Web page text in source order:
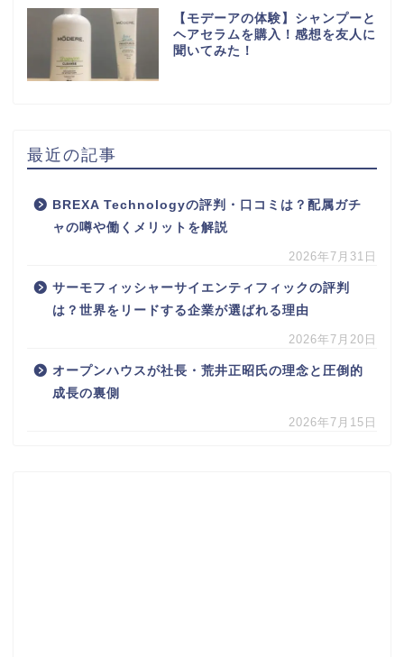
【モデーアの体験】シャンプーと
ヘアセラムを購入！感想を友人に
聞いてみた！
最近の記事
BREXA Technologyの評判・口コミは？配属ガチ
ャの噂や働くメリットを解説
2026年7月31日
サーモフィッシャーサイエンティフィックの評判
は？世界をリードする企業が選ばれる理由
2026年7月20日
オープンハウスが社長・荒井正昭氏の理念と圧倒的
成長の裏側
2026年7月15日